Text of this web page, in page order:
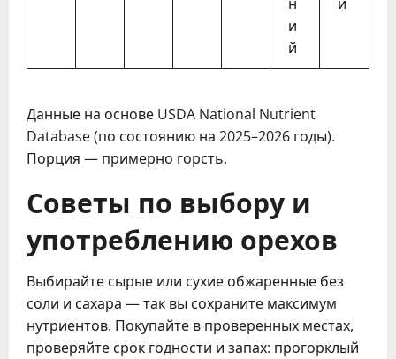
и
й
Данные на основе USDA National Nutrient
Database (по состоянию на 2025–2026 годы).
Порция — примерно горсть.
Советы по выбору и
употреблению орехов
Выбирайте сырые или сухие обжаренные без
соли и сахара — так вы сохраните максимум
нутриентов. Покупайте в проверенных местах,
проверяйте срок годности и запах: прогорклый